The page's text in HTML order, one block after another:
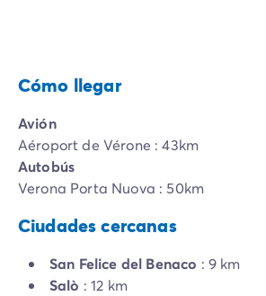
Cómo llegar
Avión
Aéroport de Vérone : 43km
Autobús
Verona Porta Nuova : 50km
Ciudades cercanas
San Felice del Benaco : 9 km
Salò : 12 km